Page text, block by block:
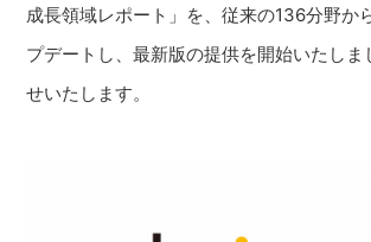
成長領域レポート」を、従来の136分野か
プデートし、最新版の提供を開始いたしま
せいたします。